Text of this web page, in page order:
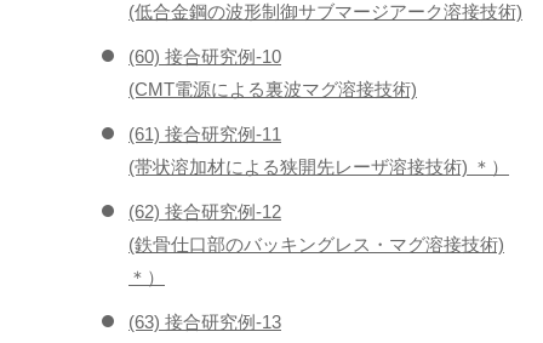
(低合金鋼の波形制御サブマージアーク溶接技術)
(60) 接合研究例-10
(CMT電源による裏波マグ溶接技術)
(61) 接合研究例-11
(帯状溶加材による狭開先レーザ溶接技術) ＊）
(62) 接合研究例-12
(鉄骨仕口部のバッキングレス・マグ溶接技術)
＊）
(63) 接合研究例-13